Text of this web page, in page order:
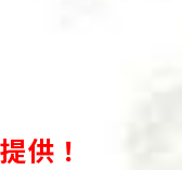
供！